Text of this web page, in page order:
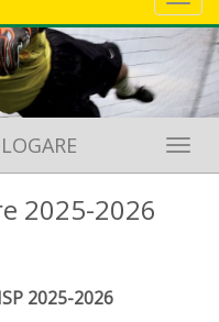
2025-2026
2025-2026